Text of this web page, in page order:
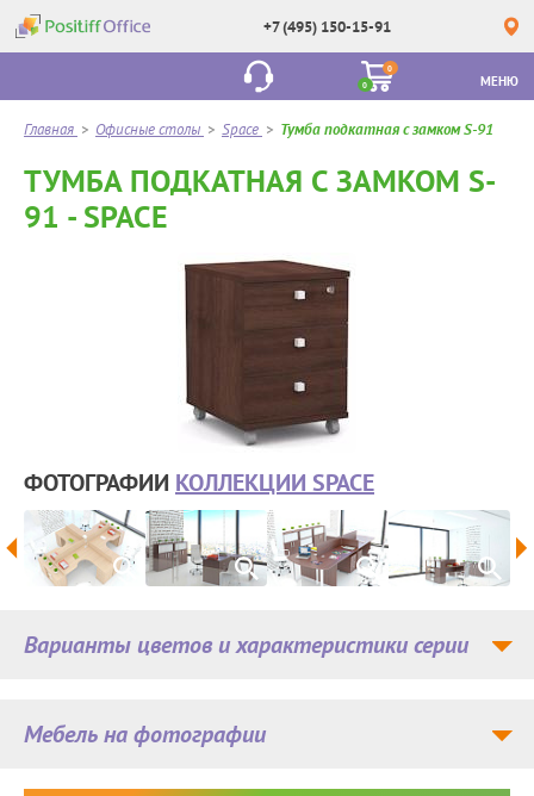
+7 (495) 150-15-91
0
0
МЕНЮ
Главная > Офисные столы > Space > Тумба подкатная с замком S-91
ТУМБА ПОДКАТНАЯ С ЗАМКОМ S-
91 - SPACE
ФОТОГРАФИИ КОЛЛЕКЦИИ SPACE
Мебель на фотографии
Варианты цветов и характеристики серии